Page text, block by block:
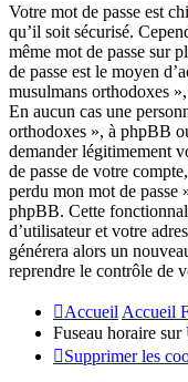
Votre mot de passe est
qu’il soit sécurisé.
même mot de passe sur
de passe est le moyen
musulmans orthodoxes
En aucun cas une
orthodoxes », à phpBB
demander légitimement
de passe de votre
perdu mon mot de passe
phpBB. Cette
d’utilisateur et votre
générera alors un
reprendre le contrôle de
Accueil Accueil
Fuseau horaire sur
Supprimer les